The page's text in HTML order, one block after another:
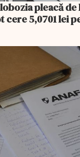
pleacă de
cere 5,0701 lei